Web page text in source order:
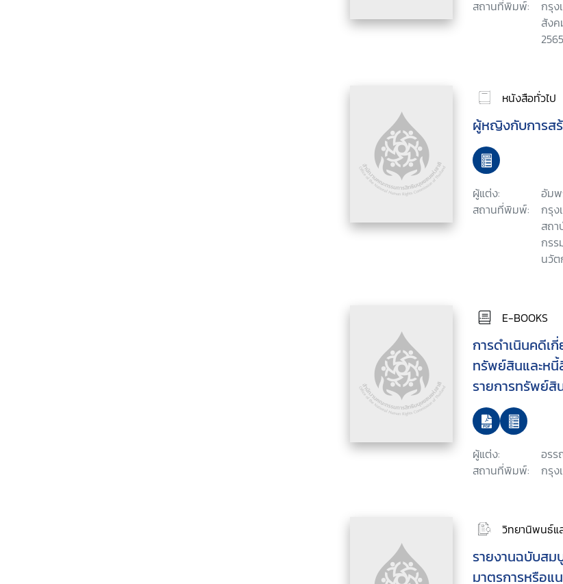
สถานที่พิมพ์:
กรุง
สัง
หนังสือทั่วไป
ผู้หญิงกับการสร้
ผู้แต่ง:
อัมพ
สถานที่พิมพ์:
กรุง
สถา
กรร
นวัต
E-BOOKS
การดําเนินคดีเ
ทรัพย์สินและห
รายการทรัพย์
เท็จหรือปกปิดข้
บริหารท้องถิ่น
ท้องถิ่น และสม
ถิ่น
ผู้แต่ง:
อร
สถานที่พิมพ์:
กรุง
วิทยานิพนธ์แ
รายงานฉบับสม
มาตรการหรือแ